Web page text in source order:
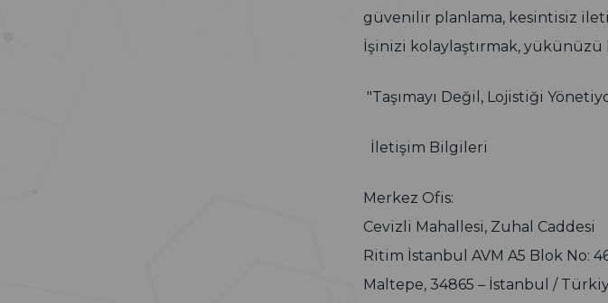
güvenilir planlama, kesintisiz
İşinizi kolaylaştırmak,
"Taşımayı Değil, Lojistiği
İletişim Bilgileri
Merkez Ofis:
Cevizli Mahallesi, Zuhal Caddesi
Ritim İstanbul AVM A5 Blok No:
Maltepe, 34865 – İstanbul /